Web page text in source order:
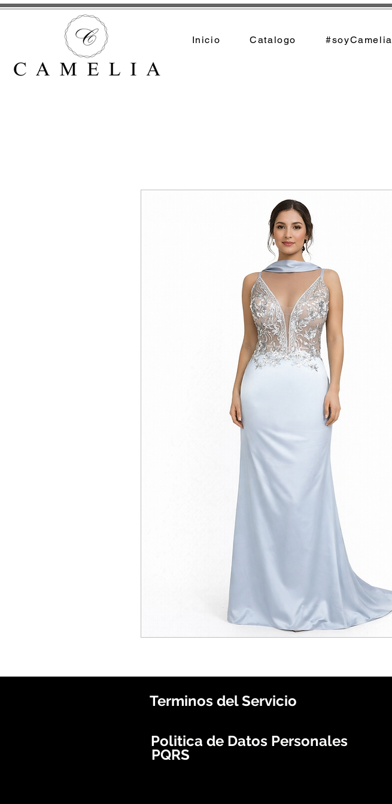
Inicio Catalogo #soyCamelia
Terminos del Servicio
Politica de Datos Personales
PQRS